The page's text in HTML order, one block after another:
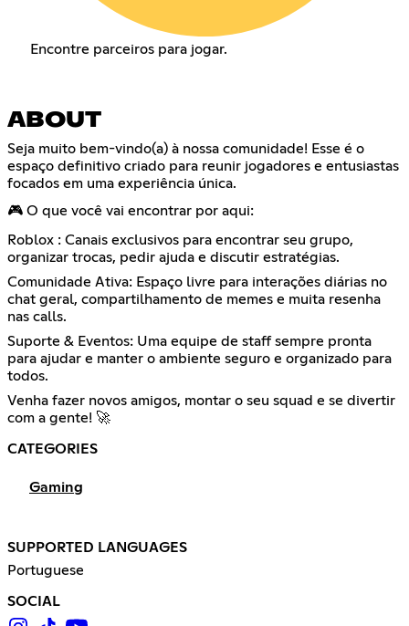
Encontre parceiros para jogar.
ABOUT
Seja muito bem-vindo(a) à nossa comunidade! Esse é o
espaço definitivo criado para reunir jogadores e entusiastas
focados em uma experiência única.
🎮 O que você vai encontrar por aqui:
Roblox : Canais exclusivos para encontrar seu grupo,
organizar trocas, pedir ajuda e discutir estratégias.
Comunidade Ativa: Espaço livre para interações diárias no
chat geral, compartilhamento de memes e muita resenha
nas calls.
Suporte & Eventos: Uma equipe de staff sempre pronta
para ajudar e manter o ambiente seguro e organizado para
todos.
Venha fazer novos amigos, montar o seu squad e se divertir
com a gente! 🚀
CATEGORIES
Gaming
SUPPORTED LANGUAGES
Portuguese
SOCIAL